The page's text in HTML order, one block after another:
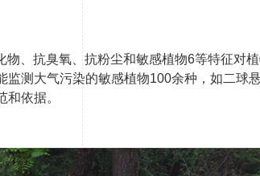
、抗臭氧、抗粉尘和敏感植物6等特征对
测大气污染的敏感植物100余种，如二球
依据。